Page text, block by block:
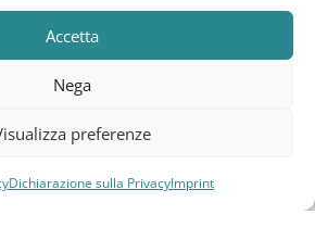
Accetta
Nega
preferenze
Dichiarazione sulla PrivacyImprint